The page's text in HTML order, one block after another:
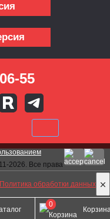
55
2026. Все права
0
Политика обработки данных